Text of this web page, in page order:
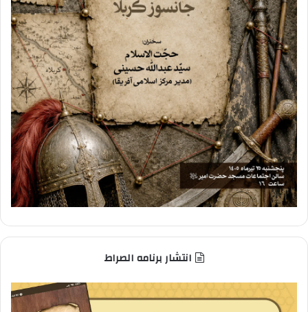
انتشار برنامه الصراط